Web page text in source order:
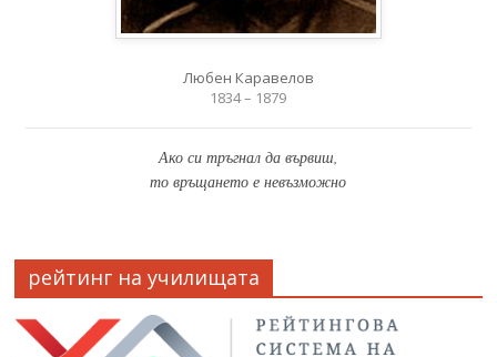
Любен Каравелов
1834 – 1879
Ако си тръгнал да вървиш,
то връщането е невъзможно
рейтинг на училищата